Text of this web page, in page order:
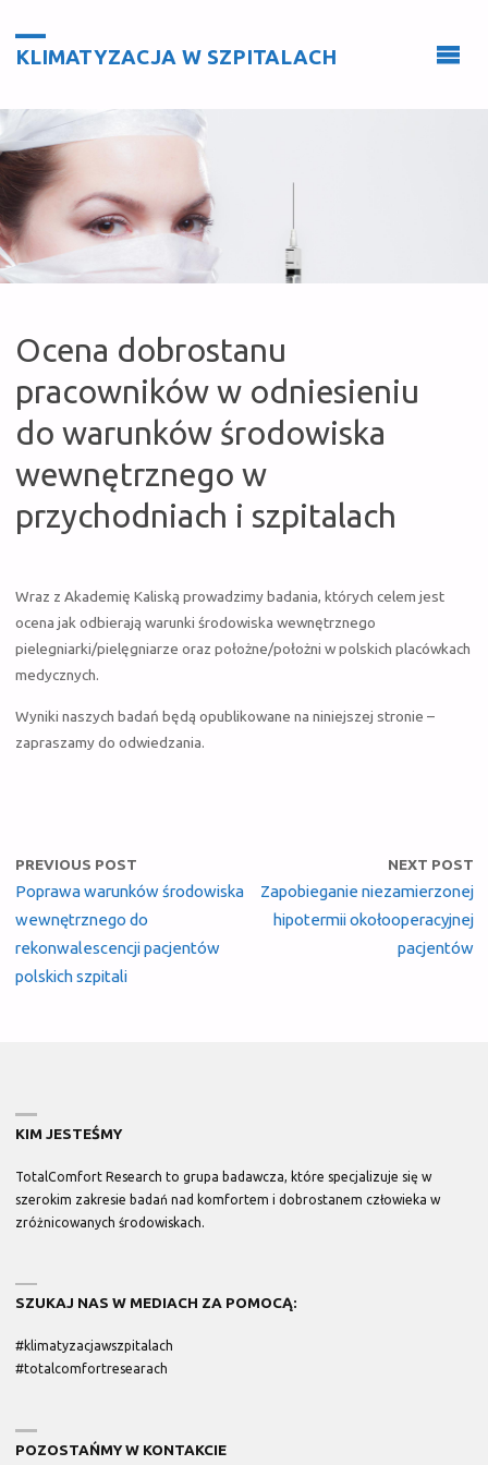
KLIMATYZACJA W SZPITALACH
Ocena dobrostanu
pracowników w odniesieniu
do warunków środowiska
wewnętrznego w
przychodniach i szpitalach
Wraz z Akademię Kaliską prowadzimy badania, których celem jest
ocena jak odbierają warunki środowiska wewnętrznego
pielegniarki/pielęgniarze oraz położne/położni w polskich placówkach
medycznych.
Wyniki naszych badań będą opublikowane na niniejszej stronie –
zapraszamy do odwiedzania.
PREVIOUS POST
Poprawa warunków środowiska
wewnętrznego do
rekonwalescencji pacjentów
polskich szpitali
NEXT POST
Zapobieganie niezamierzonej
hipotermii okołooperacyjnej
pacjentów
KIM JESTEŚMY
TotalComfort Research to grupa badawcza, które specjalizuje się w
szerokim zakresie badań nad komfortem i dobrostanem człowieka w
zróżnicowanych środowiskach.
SZUKAJ NAS W MEDIACH ZA POMOCĄ:
#klimatyzacjawszpitalach
#totalcomfortresearach
POZOSTAŃMY W KONTAKCIE